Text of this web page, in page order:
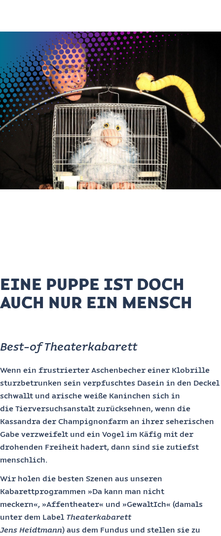
EINE PUPPE IST DOCH
AUCH NUR EIN MENSCH
Best-of Theaterkabarett
Wenn ein frustrierter Aschenbecher einer Klobrille
sturzbetrunken sein verpfuschtes Dasein in den Deckel
schwallt und arische weiße Kaninchen sich in
die Tierversuchsanstalt zurücksehnen, wenn die
Kassandra der Champignonfarm an ihrer seherischen
Gabe verzweifelt und ein Vogel im Käfig mit der
drohenden Freiheit hadert, dann sind sie zutiefst
menschlich.
Wir holen die besten Szenen aus unseren
Kabarettprogrammen »Da kann man nicht
meckern«, »Affentheater« und »GewaltIch« (damals
unter dem Label Theaterkabarett
Jens Heidtmann) aus dem Fundus und stellen sie zu